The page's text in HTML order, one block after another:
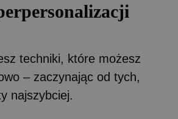
techniki, które możesz
– zaczynając od tych,
najszybciej.